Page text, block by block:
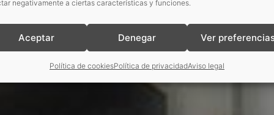
negativamente a ciertas características y funciones.
Aceptar Denegar Ver
Política de cookiesPolítica de privacidadAviso legal